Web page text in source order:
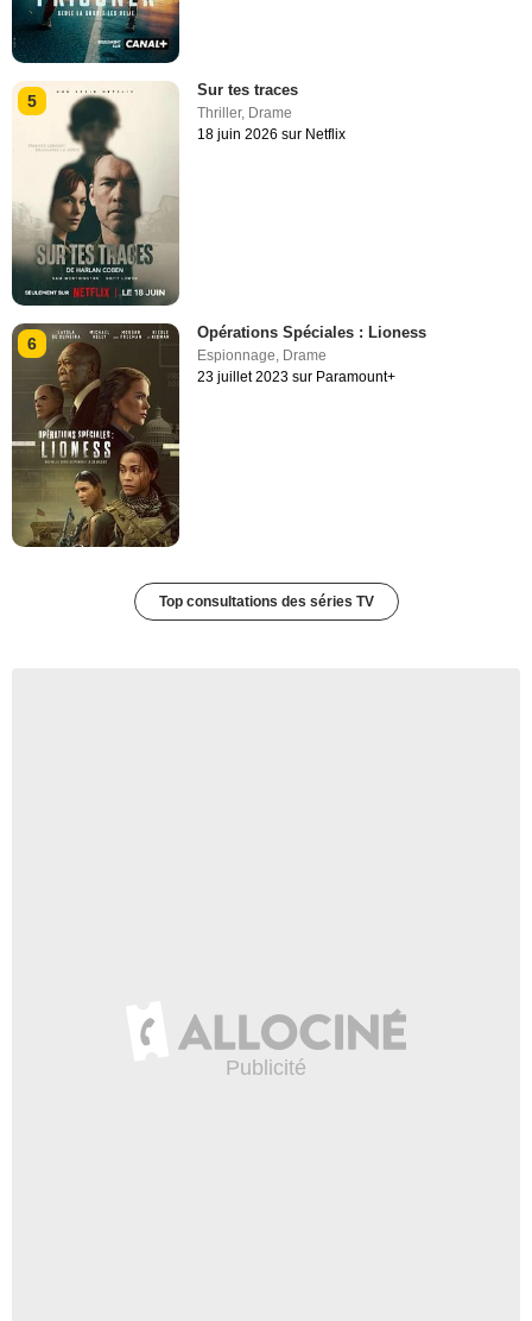
5
Sur tes traces
Thriller, Drame
18 juin 2026 sur Netflix
6
Opérations Spéciales : Lioness
Espionnage Drame
23 juillet 2023 sur Paramount+
Top consultations des séries TV